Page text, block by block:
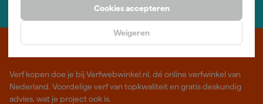
Cookies accepteren
Weigeren
Neem contact op met één van onze specialisten.
Verf kopen doe je bij Verfwebwinkel.nl, dé online verfwinkel van
Nederland. Voordelige verf van topkwaliteit en gratis deskundig
advies, wat je project ook is.